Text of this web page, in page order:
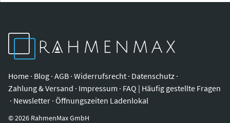
Home · Blog · AGB · Widerrufsrecht · Datenschutz ·
Zahlung & Versand · Impressum · FAQ | Häufig gestellte Fragen
· Newsletter · Öffnungszeiten Ladenlokal
©2026 RahmenMax GmbH